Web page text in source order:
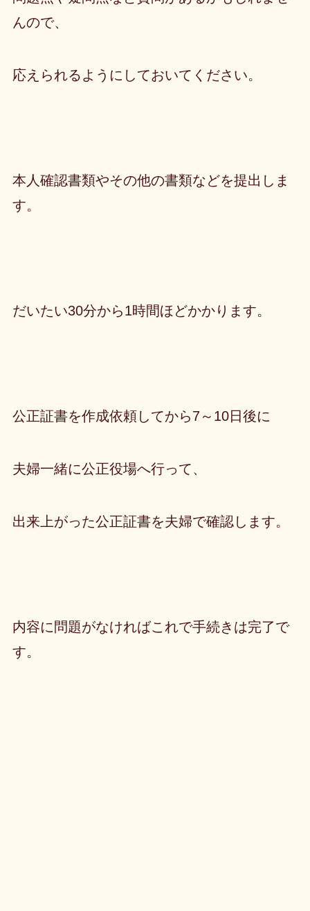
んので、
応えられるようにしておいてください。
本人確認書類やその他の書類などを提出しま
す。
だいたい30分から1時間ほどかかります。
公正証書を作成依頼してから7～10日後に
夫婦一緒に公正役場へ行って、
出来上がった公正証書を夫婦で確認します。
内容に問題がなければこれで手続きは完了で
す。